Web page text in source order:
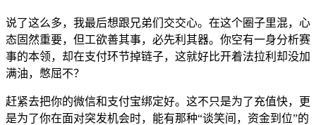
说了这么多，我最后想跟兄弟们交交心。在这个圈子里混，心
态固然重要，但工欲善其事，必先利其器。你空有一身分析赛
事的本领，却在支付环节掉链子，这就好比开着法拉利却没加
满油，憋屈不？
赶紧去把你的微信和支付宝绑定好。这不只是为了充值快，更
是为了你在面对突发机会时，能有那种“谈笑间，资金到位”的